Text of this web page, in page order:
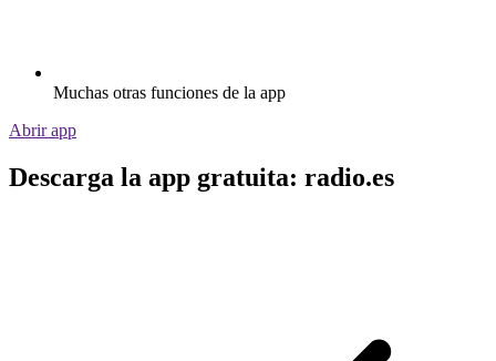
Muchas otras funciones de la app
Abrir app
Descarga la app gratuita: radio.es